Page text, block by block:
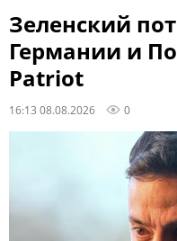
Зеленский
Германии и
Patriot
16:13 08.08.2026 0